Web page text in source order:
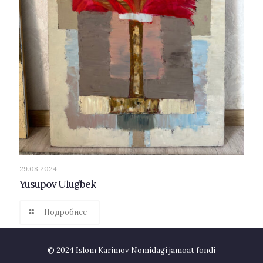
29.08.2024
Yusupov Ulug’bek
Подробнее
© 2024 Islom Karimov Nomidagi jamoat fondi